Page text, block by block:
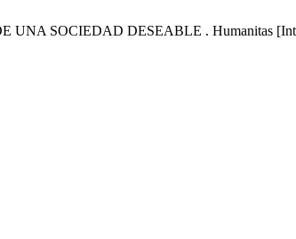
SOCIEDAD DESEABLE . Humanitas